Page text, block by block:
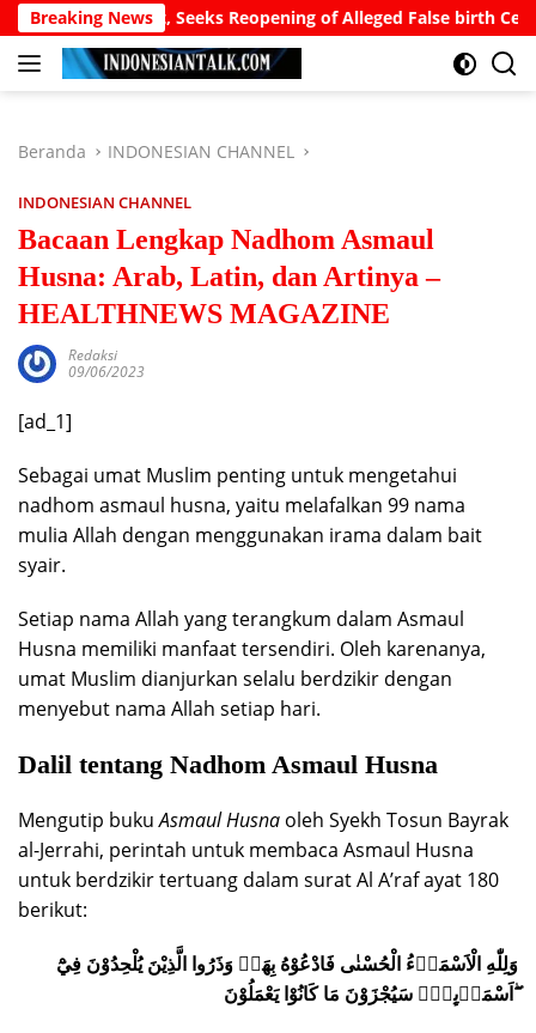
Langsung
ke
konten
Breaking News
Seeks Reopening of Alleged False birth Certificate Case
Beranda INDONESIAN CHANNEL
INDONESIAN CHANNEL
Bacaan Lengkap Nadhom Asmaul
Husna: Arab, Latin, dan Artinya –
HEALTHNEWS MAGAZINE
Redaksi
09/06/2023
[ad_1]
Sebagai umat Muslim penting untuk mengetahui
nadhom asmaul husna, yaitu melafalkan 99 nama
mulia Allah dengan menggunakan irama dalam bait
syair.
Setiap nama Allah yang terangkum dalam Asmaul
Husna memiliki manfaat tersendiri. Oleh karenanya,
umat Muslim dianjurkan selalu berdzikir dengan
menyebut nama Allah setiap hari.
Dalil tentang Nadhom Asmaul Husna
Mengutip bukuAsmaul Husna oleh Syekh Tosun Bayrak
al-Jerrahi, perintah untuk membaca Asmaul Husna
untuk berdzikir tertuang dalam surat Al A’raf ayat 180
berikut:
وَلِلّٰهِ الْاَسْمَاۤءُ الْحُسْنٰى فَادْعُوْهُ بِهَاۖ وَذَرُوا الَّذِيْنَ يُلْحِدُوْنَ فِيْٓ
اَسْمَاۤىِٕهٖۗ سَيُجْزَوْنَ مَا كَانُوْا يَعْمَلُوْنَ ۖ